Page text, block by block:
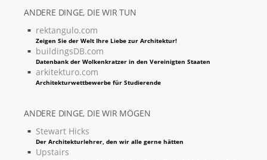
ANDERE DINGE, DIE WIR TUN
rektangulo.com
Zeigen Sie der Welt Ihre Liebe zur Architektur!
buildingsDB.com
Datenbank der Wolkenkratzer in den Vereinigten Staaten
arkitekturo.com
Architekturwettbewerbe für Studierende
ANDERE DINGE, DIE WIR MÖGEN
Stewart Hicks
Der Architekturlehrer, den wir alle gerne hätten
Upstairs